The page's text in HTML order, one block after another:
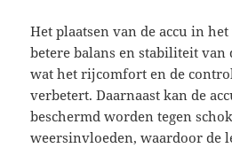
Het plaatsen van de accu in
betere balans en stabiliteit van
wat het rijcomfort en de
verbetert. Daarnaast kan de
beschermd worden tegen
weersinvloeden, waardoor de